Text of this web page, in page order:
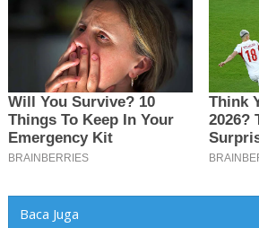
Baca Juga